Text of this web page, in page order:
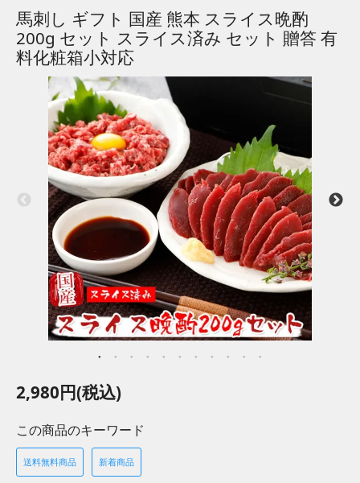
馬刺し ギフト 国産 熊本 スライス晩酌
200g セット スライス済み セット 贈答 有
料化粧箱小対応
2,980円(税込)
この商品のキーワード
送料無料商品 新着商品